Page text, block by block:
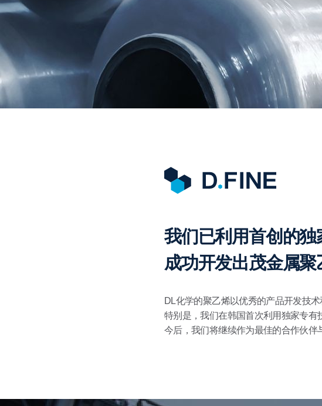
我们已利用首创的独
成功开发出茂金属聚
DL化学的聚乙烯以优秀的产品开发技
特别是，我们在韩国首次利用独家专有
今后，我们将继续作为最佳的合作伙伴